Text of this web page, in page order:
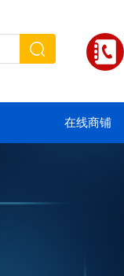
在线商铺